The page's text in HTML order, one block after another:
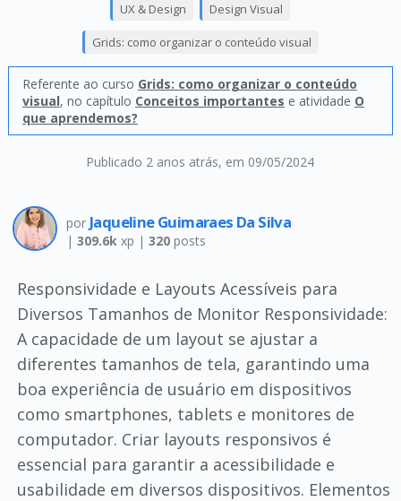
Publicado 2 anos atrás, em 09/05/2024
UX & Design Design Visual
Grids: como organizar o conteúdo visual
Referente ao curso Grids: como organizar o conteúdo
visual, no capítulo Conceitos importantes e atividade O
que aprendemos?
por Jaqueline Guimaraes Da Silva
| 309.6kxp | 320posts
Responsividade e Layouts Acessíveis para
Diversos Tamanhos de Monitor Responsividade:
A capacidade de um layout se ajustar a
diferentes tamanhos de tela, garantindo uma
boa experiência de usuário em dispositivos
como smartphones, tablets e monitores de
computador. Criar layouts responsivos é
essencial para garantir a acessibilidade e
usabilidade em diversos dispositivos. Elementos